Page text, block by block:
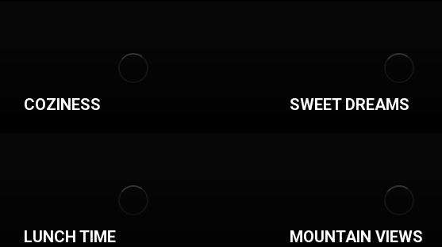
COZINESS SWEET DREAMS
LUNCH TIME MOUNTAIN VIEWS